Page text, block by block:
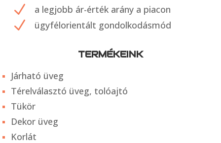
N a legjobb ár-érték arány a piacon
N ügyfélorientált gondolkodásmód
TERMÉKEINK
Járható üveg
Térelválasztó üveg, tolóajtó
Tükör
Dekor üveg
Korlát